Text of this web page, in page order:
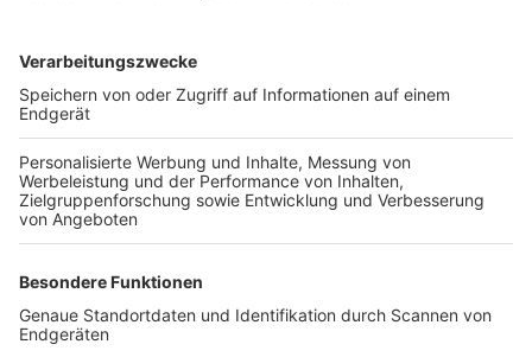
TOP-VEREINE
TOP-PARTNER